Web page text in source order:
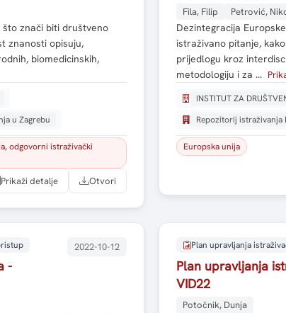
znači biti društveno
znanosti opisuju,
biomedicinskih,
u Zagrebu
odgovorni istraživački
Prikaži detalje Otvori
Fila, Filip Petrović,
Dezintegracija
istraživano pitanje,
prijedlogu kroz
metodologiju i za …
INSTITUT ZA
Repozitorij istraživanja
Europska unija
-
2022-10-12 Plan upravljanja
Plan upravljanja
VID22
Potočnik, Dunja